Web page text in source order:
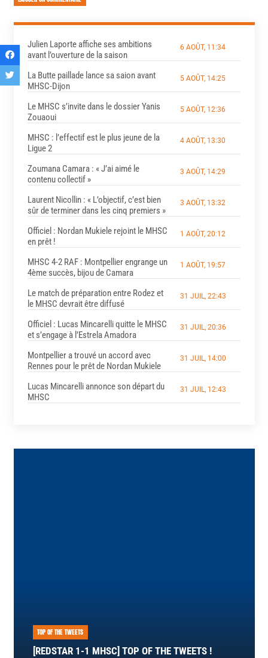
Julien Laporte affiche ses ambitions
avant l’ouverture de la saison
6 AOÛT, 11:34
La Butte paillade lance sa saion avant
MHSC-Dijon
5 AOÛT, 14:25
Le MHSC s’invite dans le dossier Yanis
Zouaoui
5 AOÛT, 12:36
MHSC : l’effectif est le plus jeune de la
Ligue 2
4 AOÛT, 13:30
Zoumana Camara : « J’ai aimé le
contenu collectif »
3 AOÛT, 14:29
Laurent Nicollin : « L’objectif, c’est bien
sûr de terminer dans les cinq premiers »
3 AOÛT, 13:32
Officiel : Nordan Mukiele rejoint le MHSC
en prêt !
1 AOÛT, 20:12
MHSC 4-2 RAF : Montpellier engrange un
4ème succès, bijou de Camara
1 AOÛT, 19:57
Le match de préparation entre Rodez et
le MHSC devrait être diffusé
31 JUIL, 22:43
Officiel : Lucas Mincarelli quitte le MHSC
et s’engage à l’Estrela Amadora
31 JUIL, 20:36
Montpellier a trouvé un accord avec
Rennes pour le prêt de Nordan Mukiele
31 JUIL, 14:00
Lucas Mincarelli annonce son départ du
MHSC
31 JUIL, 12:43
TOP OF THE TWEETS
[REDSTAR 1-1 MHSC] TOP OF THE TWEETS !